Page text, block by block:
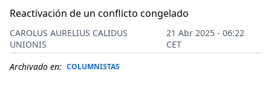
Reactivación de un conflicto congelado
CAROLUS AURELIUS CALIDUS
UNIONIS
21 Abr 2025 - 06:22
CET
Archivado en: COLUMNISTAS